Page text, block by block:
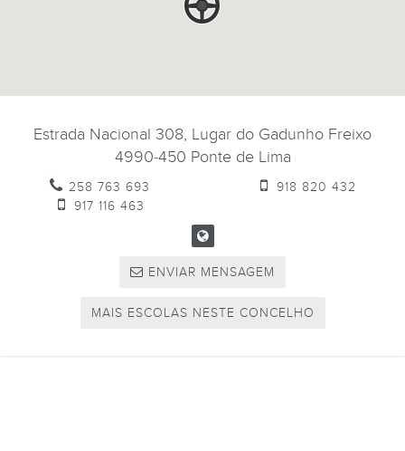
Estrada Nacional 308, Lugar do Gadunho Freixo
4990-450 Ponte de Lima
258 763 693
918 820 432
917 116 463
ENVIAR MENSAGEM
MAIS ESCOLAS NESTE CONCELHO